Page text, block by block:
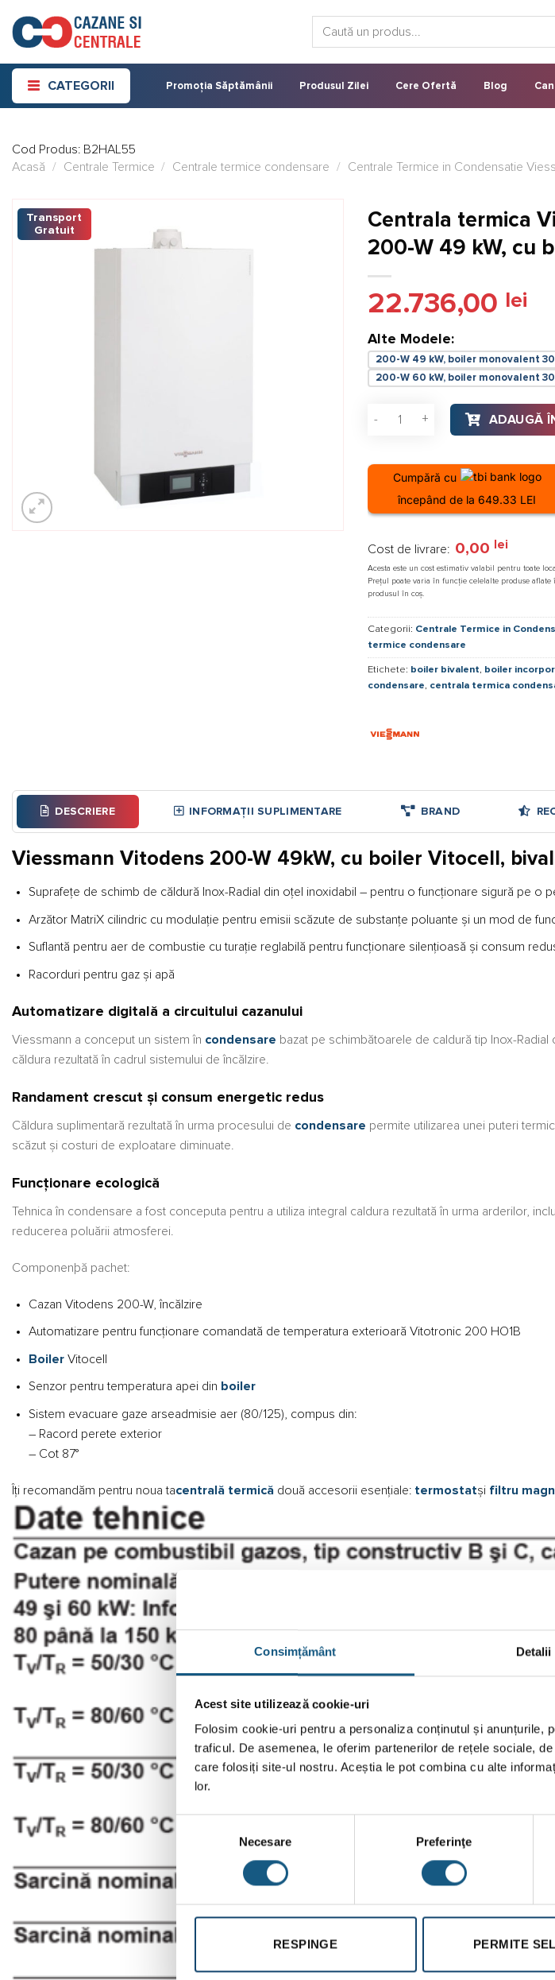
Consimțământ Detalii
Acest site utilizează cookie-uri
Folosim cookie-uri pentru a personaliza conținutul și anunțurile,
traficul. De asemenea, le oferim partenerilor de rețele sociale,
care folosiți site-ul nostru. Aceștia le pot combina cu alte
lor.
consimțământului
Necesare Preferinţe
RESPINGE PERMITE
content
CATEGORII Promoția Săptămânii Produsul Zilei Cere Ofertă Blog
Cod Produs: B2HAL55
Acasă
/ Centrale Termice / Centrale termice condensare / Centrale Termice in Condensatie
Transport
Gratuit
Centrala termica
200-W 49 kW, cu
22.736,00 lei
Alte Modele:
200-W 49 kW, boiler monovalent
200-W 60 kW, boiler monovalent
Cantitate Centrala termica
ADAUGĂ
Cumpără cu
începând de la 649.33 LEI
Cost de livrare: 0,00 lei
Acesta este un cost estimativ valabil pentru toate
Prețul poate varia în funcție celelalte produse aflate
produsul în coș.
Categorii: Centrale Termice in
termice condensare
Etichete: boiler bivalent boiler
condensare
centrala termica
DESCRIERE INFORMAȚII SUPLIMENTARE BRAND
Viessmann Vitodens 200-W 49kW, cu boiler Vitocell,
Suprafeţe de schimb de căldură Inox-Radial din oţel inoxidabil – pentru o funcţionare sigură pe o
Arzător MatriX cilindric cu modulaţie pentru emisii scăzute de substanţe poluante şi un mod de
Suflantă pentru aer de combustie cu turaţie reglabilă pentru funcţionare silenţioasă şi consum
Racorduri pentru gaz şi apă
Automatizare digitală a circuitului cazanului
Viessmann a conceput un sistem în condensare bazat pe schimbătoarele de caldură tip Inox-
căldura rezultată în cadrul sistemului de încălzire.
Randament crescut și consum energetic redus
Căldura suplimentară rezultată în urma procesului de condensare permite utilizarea unei puteri
scăzut și costuri de exploatare diminuate.
Funcționare ecologică
Tehnica în condensare a fost conceputa pentru a utiliza integral caldura rezultată în urma arderilor,
reducerea poluării atmosferei.
Componenþă pachet:
Cazan Vitodens 200-W, încălzire
Automatizare pentru funcţionare comandată de temperatura exterioară Vitotronic 200 HO1B
BoilerVitocell
Senzor pentru temperatura apei din boiler
Sistem evacuare gaze arseadmisie aer (80/125), compus din:
– Racord perete exterior
– Cot 87°
Îți recomandăm pentru noua tacentrală termică două accesorii esențiale: termostatși filtru